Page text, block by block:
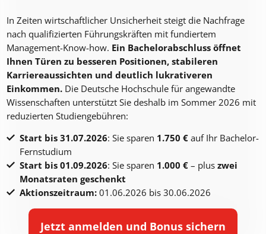
In Zeiten wirtschaftlicher Unsicherheit steigt die Nachfrage
nach qualifizierten Führungskräften mit fundiertem
Management-Know-how. Ein Bachelorabschluss öffnet
Ihnen Türen zu besseren Positionen, stabileren
Karriereaussichten und deutlich lukrativeren
Einkommen.Die Deutsche Hochschule für angewandte
Wissenschaften unterstützt Sie deshalb im Sommer 2026 mit
reduzierten Studiengebühren:
Start bis 31.07.2026: Sie sparen 1.750 €auf Ihr Bachelor-
Fernstudium
Start bis 01.09.2026: Sie sparen 1.000 €– plus zwei
Monatsraten geschenkt
Aktionszeitraum:01.06.2026 bis 30.06.2026
Jetzt anmelden und Bonus sichern